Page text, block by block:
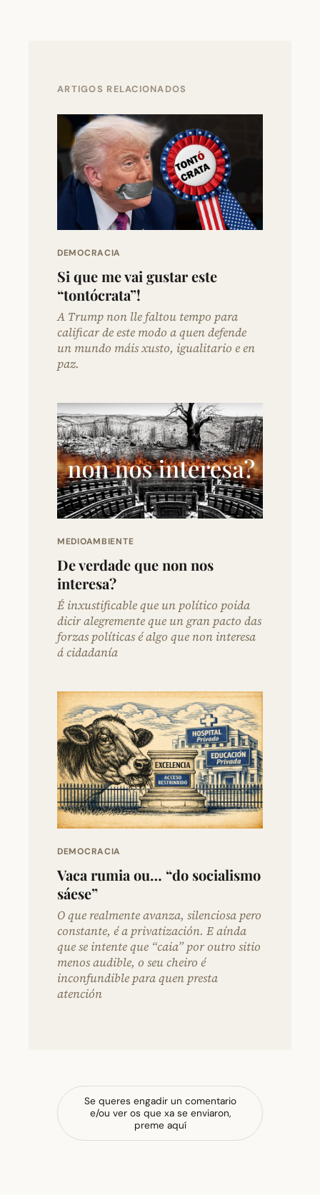
ARTIGOS RELACIONADOS
DEMOCRACIA
Si que me vai gustar este
“tontócrata”!
A Trump non lle faltou tempo para
calificar de este modo a quen defende
un mundo máis xusto, igualitario e en
paz.
MEDIOAMBIENTE
De verdade que non nos
interesa?
É inxustificable que un político poida
dicir alegremente que un gran pacto das
forzas políticas é algo que non interesa
á cidadanía
DEMOCRACIA
Vaca rumia ou… “do socialismo
sáese”
O que realmente avanza, silenciosa pero
constante, é a privatización. E aínda
que se intente que “caia” por outro sitio
menos audible, o seu cheiro é
inconfundible para quen presta
atención
Se queres engadir un comentario
e/ou ver os que xa se enviaron,
preme aquí